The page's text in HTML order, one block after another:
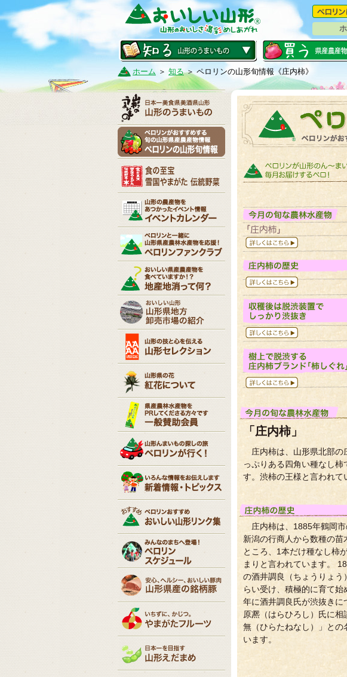
ホーム ＞ 知る＞ ペロリンの山形旬情報《庄内柿》
「庄内柿」
庄内柿は、山形県北部
っぷりある四角い種なし
す。渋柿の王様と言われて
庄内柿は、1885年鶴岡
新潟の行商人から数種の苗
ところ、1本だけ種なし柿
まりと言われています。
の酒井調良（ちょうりょう
らい受け、積極的に育て
年に酒井調良氏が渋抜きに
原凞（はらひろし）氏に相
無（ひらたねなし）」との
います。